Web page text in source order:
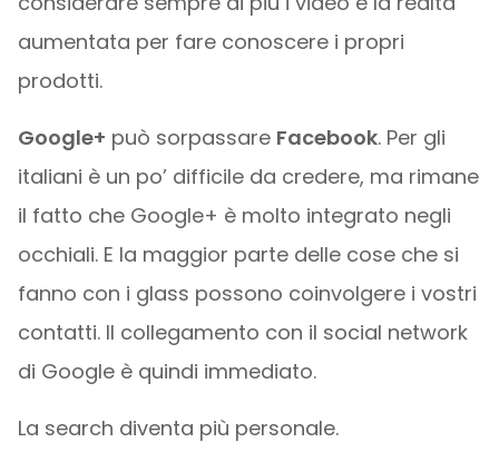
aumentata per fare conoscere i propri
prodotti.
Google+ può sorpassare Facebook. Per gli
italiani è un po’ difficile da credere, ma rimane
il fatto che Google+ è molto integrato negli
occhiali. E la maggior parte delle cose che si
fanno con i glass possono coinvolgere i vostri
contatti. Il collegamento con il social network
di Google è quindi immediato.
La search diventa più personale.